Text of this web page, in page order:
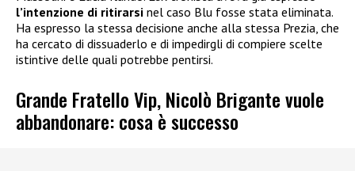
l’intenzione di ritirarsi nel caso Blu fosse stata eliminata.
Ha espresso la stessa decisione anche alla stessa Prezia, che
ha cercato di dissuaderlo e di impedirgli di compiere scelte
istintive delle quali potrebbe pentirsi.
Grande Fratello Vip, Nicolò Brigante vuole
abbandonare: cosa è successo